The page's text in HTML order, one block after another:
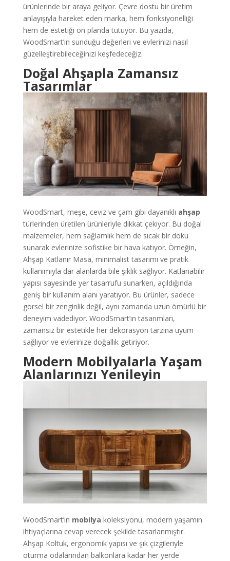
ürünlerinde bir araya geliyor. Çevre dostu bir üretim
anlayışıyla hareket eden marka, hem fonksiyonelliği
hem de estetiği ön planda tutuyor. Bu yazıda,
WoodSmart’ın sunduğu değerleri ve evlerinizi nasıl
güzelleştirebileceğinizi keşfedeceğiz.
Doğal Ahşapla Zamansız
Tasarımlar
WoodSmart, meşe, ceviz ve çam gibi dayanıklı ahşap
türlerinden üretilen ürünleriyle dikkat çekiyor. Bu doğal
malzemeler, hem sağlamlık hem de sıcak bir doku
sunarak evlerinize sofistike bir hava katıyor. Örneğin,
Ahşap Katlanır Masa, minimalist tasarımı ve pratik
kullanımıyla dar alanlarda bile şıklık sağlıyor. Katlanabilir
yapısı sayesinde yer tasarrufu sunarken, açıldığında
geniş bir kullanım alanı yaratıyor. Bu ürünler, sadece
görsel bir zenginlik değil, aynı zamanda uzun ömürlü bir
deneyim vadediyor. WoodSmart’ın tasarımları,
zamansız bir estetikle her dekorasyon tarzına uyum
sağlıyor ve evlerinize doğallık getiriyor.
Modern Mobilyalarla Yaşam
Alanlarınızı Yenileyin
WoodSmart’ın mobilya koleksiyonu, modern yaşamın
ihtiyaçlarına cevap verecek şekilde tasarlanmıştır.
Ahşap Koltuk, ergonomik yapısı ve şık çizgileriyle
oturma odalarından balkonlara kadar her yerde